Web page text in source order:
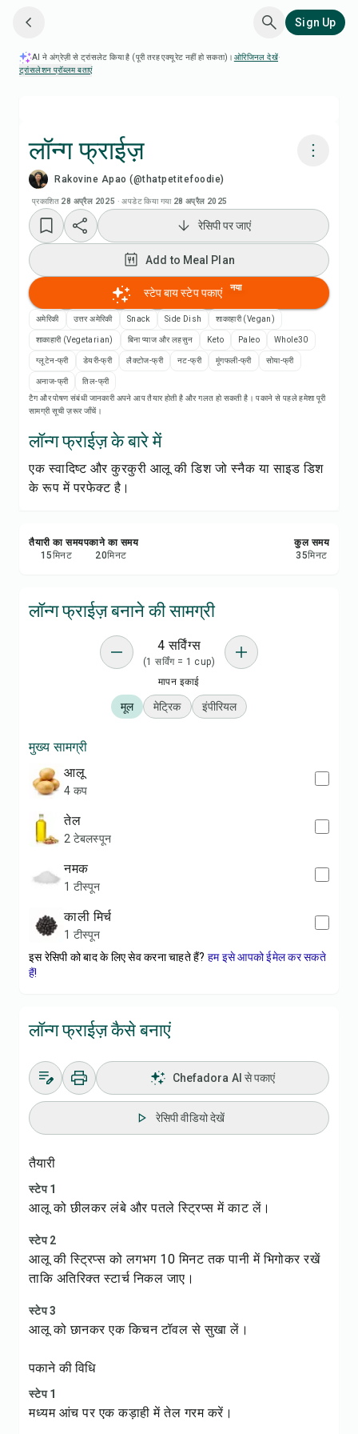
Sign Up
AI ने अंग्रेज़ी से ट्रांसलेट किया है (पूरी तरह एक्यूरेट नहीं हो सकता)। ओरिजिनल देखें·
ट्रांसलेशन प्रॉब्लम बताएं
लॉन्ग फ्राईज़
Rakovine Apao (@thatpetitefoodie)
प्रकाशित 28 अप्रैल 2025 ·अपडेट किया गया 28 अप्रैल 2025
रेसिपी वीडियो देखें
Add to Meal Plan
Add to Shopping List
रेसिपी नोट्स
रेसिपी प्रिंट करें
सेव करें
रेसिपी पर जाएं
Add to Meal Plan
स्टेप बाय स्टेप पकाएं नया
अमेरिकी उत्तर अमेरिकी Snack Side Dish शाकाहारी (Vegan)
शाकाहारी (Vegetarian) बिना प्याज और लहसुन Keto Paleo Whole30
ग्लूटेन-फ्री डेयरी-फ्री लैक्टोज-फ्री नट-फ्री मूंगफली-फ्री सोया-फ्री
अनाज-फ्री
तिल-फ्री
टैग और पोषण संबंधी जानकारी अपने आप तैयार होती है और गलत हो सकती है। पकाने से पहले हमेशा पूरी
सामग्री सूची ज़रूर जाँचें।
लॉन्ग फ्राईज़ के बारे में
एक स्वादिष्ट और कुरकुरी आलू की डिश जो स्नैक या साइड डिश
के रूप में परफेक्ट है।
तैयारी का समय
15मिनट
पकाने का समय
20मिनट
कुल समय
35मिनट
लॉन्ग फ्राईज़ बनाने की सामग्री
4 सर्विंग्स
(1 सर्विंग = 1 cup)
मापन इकाई
मूल मेट्रिक इंपीरियल
मुख्य सामग्री
आलू
4 कप
तेल
2 टेबलस्पून
नमक
1 टीस्पून
काली मिर्च
1 टीस्पून
इस रेसिपी को बाद के लिए सेव करना चाहते हैं? हम इसे आपको ईमेल कर सकते
हैं!
लॉन्ग फ्राईज़ कैसे बनाएं
Chefadora AI से पकाएं
रेसिपी वीडियो देखें
तैयारी
स्टेप 1
आलू को छीलकर लंबे और पतले स्ट्रिप्स में काट लें।
स्टेप 2
आलू की स्ट्रिप्स को लगभग 10 मिनट तक पानी में भिगोकर रखें
ताकि अतिरिक्त स्टार्च निकल जाए।
स्टेप 3
आलू को छानकर एक किचन टॉवल से सुखा लें।
पकाने की विधि
स्टेप 1
मध्यम आंच पर एक कड़ाही में तेल गरम करें।